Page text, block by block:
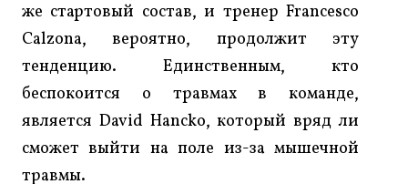
же стартовый состав, и тренер Francesco
Calzona, вероятно, продолжит эту
тенденцию. Единственным, кто
беспокоится о травмах в команде,
является David Hancko, который вряд ли
сможет выйти на поле из-за мышечной
травмы.